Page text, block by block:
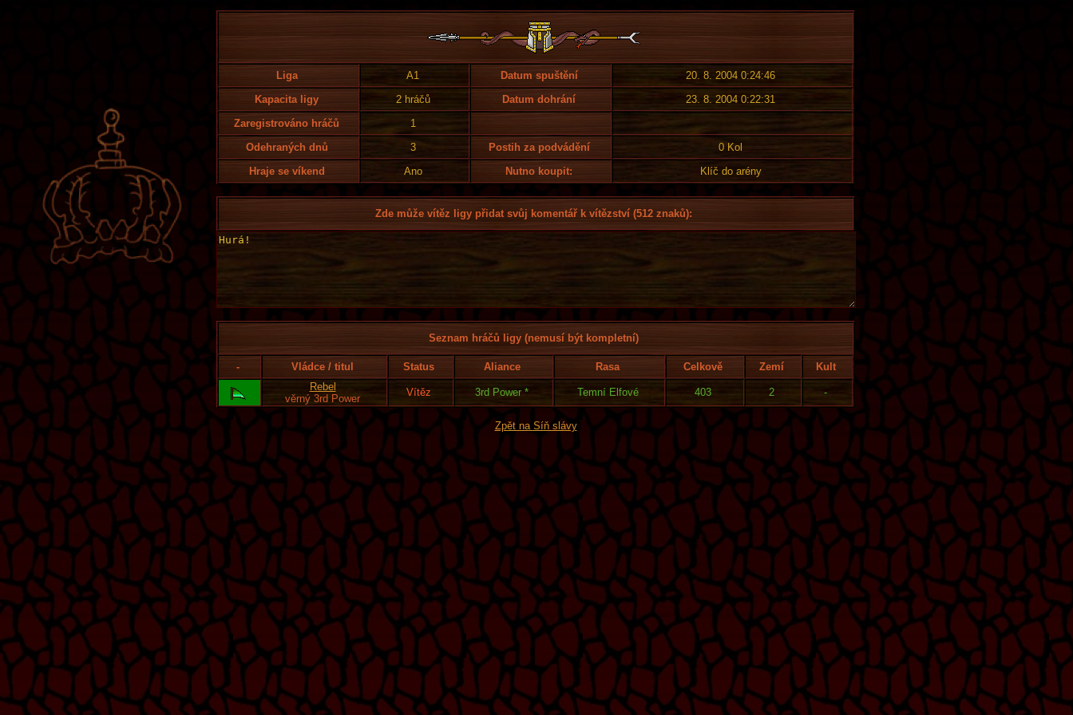
Liga A1 Datum spuštění
20. 8. 2004 0:24:46
Kapacita ligy
2 hráčů Datum dohrání
23. 8. 2004 0:22:31
Zaregistrováno hráčů
1
Odehraných dnů
3 Postih za podvádění
0 Kol
Hraje se víkend
Ano Nutno koupit: Klíč do arény
Zde může vítěz ligy přidat svůj komentář k vítězství (512 znaků):
Seznam hráčů ligy (nemusí být kompletní)
- Vládce / titul Status Aliance Rasa Celkově Zemí
Kult
Rebel
věrný 3rd Power
Vítěz 3rd Power * Temní Elfové 403 2 -
Zpět na Síň slávy